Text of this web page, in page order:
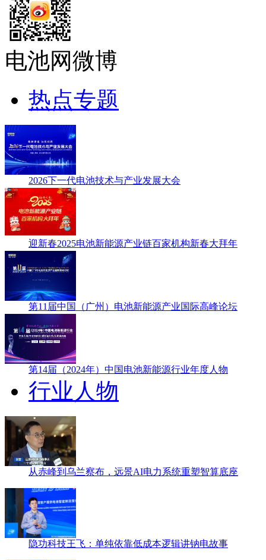
电池网微博
热点专题
2026下一代电池技术与产业发展大会
迎新春2025电池新能源产业链百家机构新春大拜年
第11届中国（广州）电池新能源产业国际高峰论坛
第14届（2024年）中国电池新能源行业年度人物
行业人物
从赤峰到乌兰察布，远景AI电力系统重塑智算底座
隐功科技王飞：单纯依靠低成本逻辑讲钠电故事